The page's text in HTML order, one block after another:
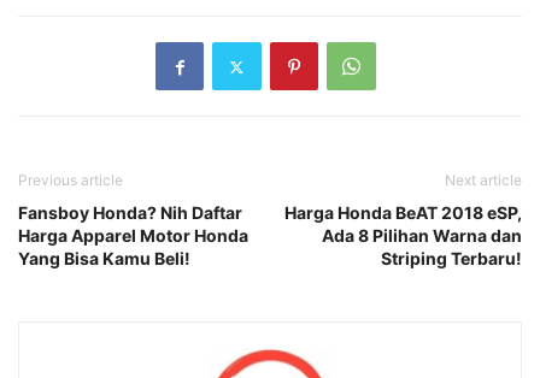
Previous article
Fansboy Honda? Nih Daftar
Harga Apparel Motor Honda
Yang Bisa Kamu Beli!
Next article
Harga Honda BeAT 2018 eSP,
Ada 8 Pilihan Warna dan
Striping Terbaru!